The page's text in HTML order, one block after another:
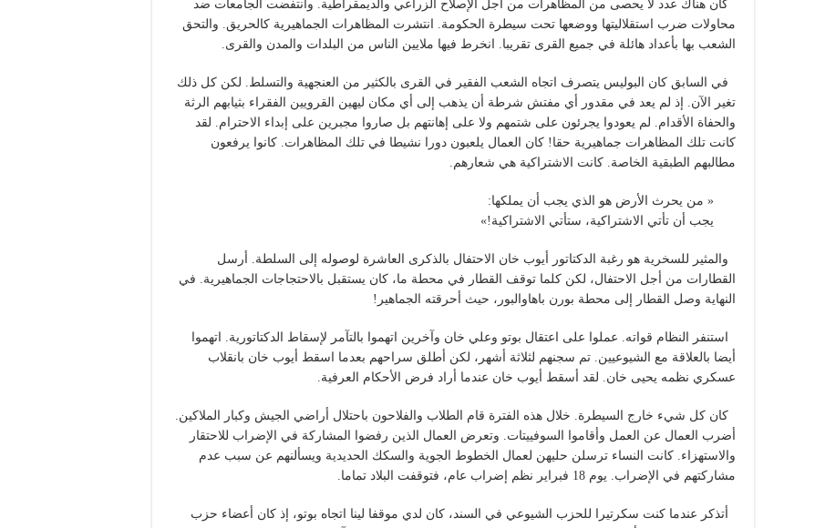
كان هناك عدد لا يحصى من المظاهرات من أجل الإصلاح الزراعي والديمقراطية. وانتفضت الجامعات ضد
محاولات ضرب استقلاليتها ووضعها تحت سيطرة الحكومة. انتشرت المظاهرات الجماهيرية كالحريق. والتحق
الشعب بها بأعداد هائلة في جميع القرى تقريبا. انخرط فيها ملايين الناس من البلدات والمدن والقرى.
في السابق كان البوليس يتصرف اتجاه الشعب الفقير في القرى بالكثير من العنجهية والتسلط. لكن كل ذلك
تغير الآن. إذ لم يعد في مقدور أي مفتش شرطة أن يذهب إلى أي مكان ليهين القرويين الفقراء بثيابهم الرثة
والحفاة الأقدام. لم يعودوا يجرئون على شتمهم ولا على إهانتهم بل صاروا مجبرين على إبداء الاحترام. لقد
كانت تلك المظاهرات جماهيرية حقا! كان العمال يلعبون دورا نشيطا في تلك المظاهرات. كانوا يرفعون
مطالبهم الطبقية الخاصة. كانت الاشتراكية هي شعارهم.
« من يحرث الأرض هو الذي يجب أن يملكها:
يجب أن تأتي الاشتراكية، ستأتي الاشتراكية!»
والمثير للسخرية هو رغبة الدكتاتور أيوب خان الاحتفال بالذكرى العاشرة لوصوله إلى السلطة. أرسل
القطارات من أجل الاحتفال، لكن كلما توقف القطار في محطة ما، كان يستقبل بالاحتجاجات الجماهيرية. في
النهاية وصل القطار إلى محطة بورن باهاوالبور، حيث أحرقته الجماهير!
استنفر النظام قواته. عملوا على اعتقال بوتو وعلي خان وآخرين اتهموا بالتآمر لإسقاط الدكتاتورية. اتهموا
أيضا بالعلاقة مع الشيوعيين. تم سجنهم لثلاثة أشهر، لكن أطلق سراحهم بعدما اسقط أيوب خان بانقلاب
عسكري نظمه يحيى خان. لقد أسقط أيوب خان عندما أراد فرض الأحكام العرفية.
كان كل شيء خارج السيطرة. خلال هذه الفترة قام الطلاب والفلاحون باحتلال أراضي الجيش وكبار الملاكين.
أضرب العمال عن العمل وأقاموا السوفييتات. وتعرض العمال الذين رفضوا المشاركة في الإضراب للاحتقار
والاستهزاء. كانت النساء ترسلن حليهن لعمال الخطوط الجوية والسكك الحديدية ويسألنهم عن سبب عدم
مشاركتهم في الإضراب. يوم 18 فبراير نظم إضراب عام، فتوقفت البلاد تماما.
أتذكر عندما كنت سكرتيرا للحزب الشيوعي في السند، كان لدي موقفا لينا اتجاه بوتو، إذ كان أعضاء حزب